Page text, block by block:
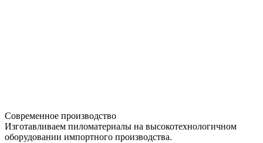
Современное производство
Изготавливаем пиломатериалы на высокотехнологичном
оборудовании импортного производства.